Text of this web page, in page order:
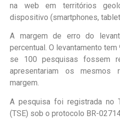
na web em territórios
dispositivo (smartphones,
A margem de erro do
percentual. O levantamento tem
se 100 pesquisas fossem
apresentariam os mesmos
margem.
A pesquisa foi registrada no
(TSE) sob o protocolo BR-